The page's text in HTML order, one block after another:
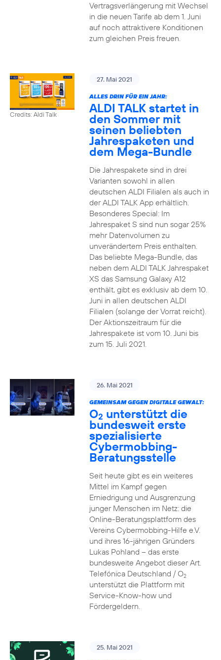
Vertragsverlängerung mit Wechsel
in die neuen Tarife ab dem 1. Juni
auf noch attraktivere Konditionen
zum gleichen Preis freuen.
Credits: Aldi Talk
27. Mai 2021
ALLES DRIN FÜR EIN JAHR:
ALDI TALK startet in
den Sommer mit
seinen beliebten
Jahrespaketen und
dem Mega-Bundle
Die Jahrespakete sind in drei
Varianten sowohl in allen
deutschen ALDI Filialen als auch in
der ALDI TALK App erhältlich.
Besonderes Special: Im
Jahrespaket S sind nun sogar 25%
mehr Datenvolumen zu
unverändertem Preis enthalten.
Das beliebte Mega-Bundle, das
neben dem ALDI TALK Jahrespaket
XS das Samsung Galaxy A12
enthält, gibt es exklusiv ab dem 10.
Juni in allen deutschen ALDI
Filialen (solange der Vorrat reicht).
Der Aktionszeitraum für die
Jahrespakete ist vom 10. Juni bis
zum 15. Juli 2021.
26. Mai 2021
GEMEINSAM GEGEN DIGITALE GEWALT:
O2 unterstützt die
bundesweit erste
spezialisierte
Cybermobbing-
Beratungsstelle
Seit heute gibt es ein weiteres
Mittel im Kampf gegen
Erniedrigung und Ausgrenzung
junger Menschen im Netz: die
Online-Beratungsplattform des
Vereins Cybermobbing-Hilfe e.V.
und ihres 16-jährigen Gründers
Lukas Pohland – das erste
bundesweite Angebot dieser Art.
Telefónica Deutschland / O2
unterstützt die Plattform mit
Service-Know-how und
Fördergeldern.
25. Mai 2021